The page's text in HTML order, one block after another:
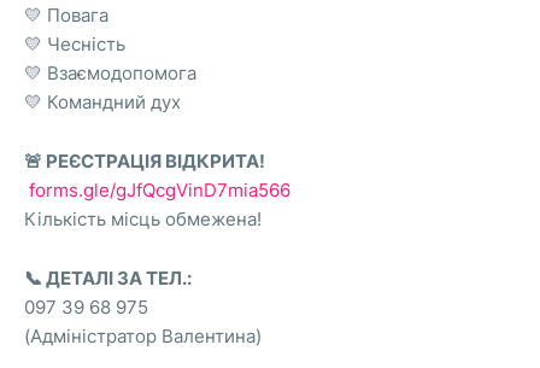
💛 Повага
💛 Чесність
💛 Взаємодопомога
💛 Командний дух
🚨 РЕЄСТРАЦІЯ ВІДКРИТА!
forms.gle/gJfQcgVinD7mia566
Кількість місць обмежена!
📞 ДЕТАЛІ ЗА ТЕЛ.:
097 39 68 975
(Адміністратор Валентина)